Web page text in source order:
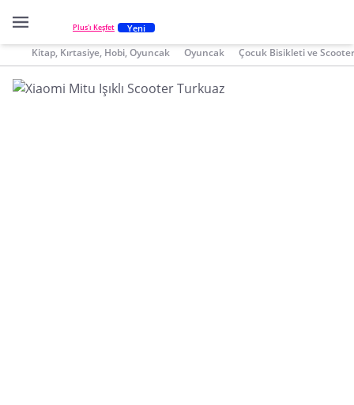
Plus'ı Keşfet Yeni
Kitap, Kırtasiye, Hobi, Oyuncak Oyuncak Çocuk Bisikleti ve